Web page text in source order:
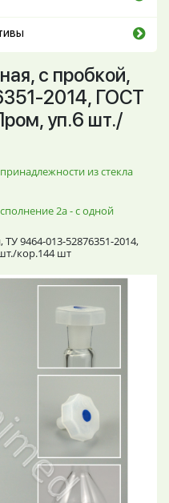
с пробкой,
2014, ГОСТ
уп.6 шт./
из стекла
2а - с одной
9464-013-52876351-2014,
кор.144 шт